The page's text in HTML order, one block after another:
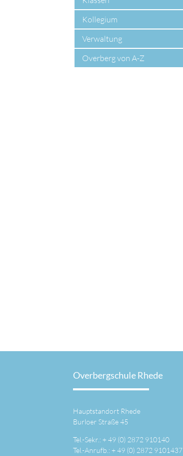
Kollegium
Verwaltung
Overberg von A-Z
Overbergschule Rhede
Hauptstandort Rhede
Burloer Straße 45
Tel.-Sekr.: +49 (0) 2872 910140
Tel.-Anrufb.: +49 (0) 2872 9101437